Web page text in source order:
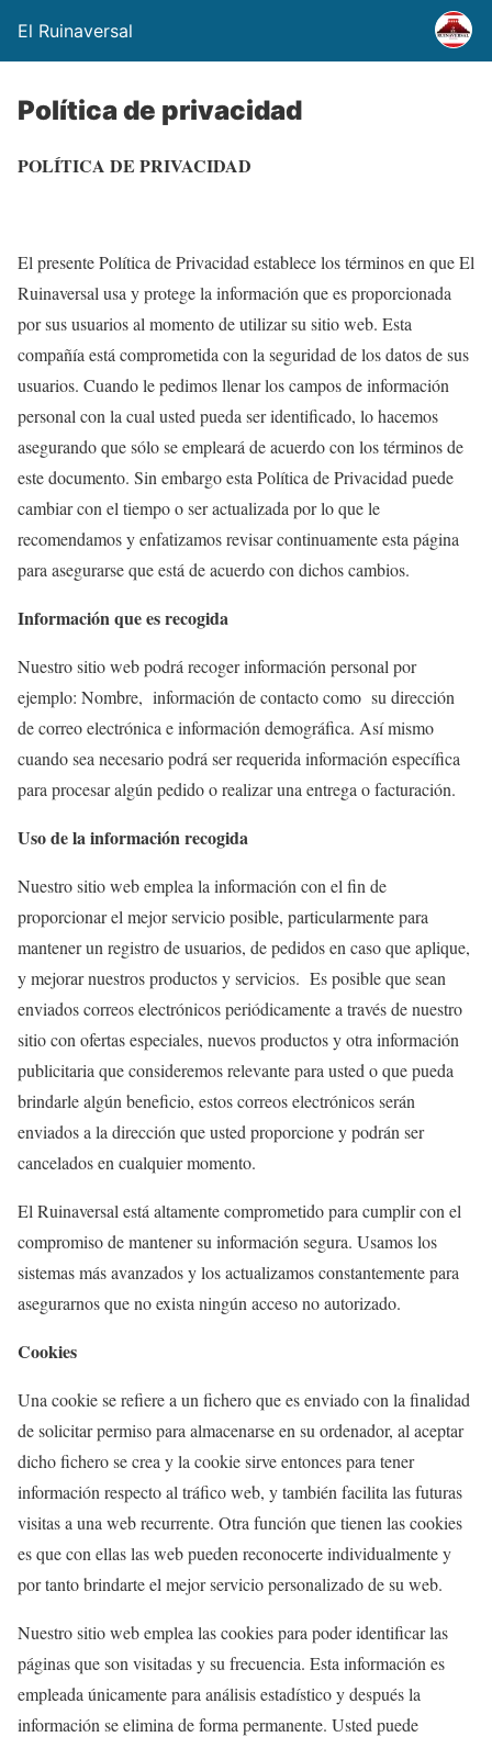
El Ruinaversal
Política de privacidad
POLÍTICA DE PRIVACIDAD
El presente Política de Privacidad establece los términos en que El
Ruinaversal usa y protege la información que es proporcionada
por sus usuarios al momento de utilizar su sitio web. Esta
compañía está comprometida con la seguridad de los datos de sus
usuarios. Cuando le pedimos llenar los campos de información
personal con la cual usted pueda ser identificado, lo hacemos
asegurando que sólo se empleará de acuerdo con los términos de
este documento. Sin embargo esta Política de Privacidad puede
cambiar con el tiempo o ser actualizada por lo que le
recomendamos y enfatizamos revisar continuamente esta página
para asegurarse que está de acuerdo con dichos cambios.
Información que es recogida
Nuestro sitio web podrá recoger información personal por
ejemplo: Nombre, información de contacto como su dirección
de correo electrónica e información demográfica. Así mismo
cuando sea necesario podrá ser requerida información específica
para procesar algún pedido o realizar una entrega o facturación.
Uso de la información recogida
Nuestro sitio web emplea la información con el fin de
proporcionar el mejor servicio posible, particularmente para
mantener un registro de usuarios, de pedidos en caso que aplique,
y mejorar nuestros productos y servicios. Es posible que sean
enviados correos electrónicos periódicamente a través de nuestro
sitio con ofertas especiales, nuevos productos y otra información
publicitaria que consideremos relevante para usted o que pueda
brindarle algún beneficio, estos correos electrónicos serán
enviados a la dirección que usted proporcione y podrán ser
cancelados en cualquier momento.
El Ruinaversal está altamente comprometido para cumplir con el
compromiso de mantener su información segura. Usamos los
sistemas más avanzados y los actualizamos constantemente para
asegurarnos que no exista ningún acceso no autorizado.
Cookies
Una cookie se refiere a un fichero que es enviado con la finalidad
de solicitar permiso para almacenarse en su ordenador, al aceptar
dicho fichero se crea y la cookie sirve entonces para tener
información respecto al tráfico web, y también facilita las futuras
visitas a una web recurrente. Otra función que tienen las cookies
es que con ellas las web pueden reconocerte individualmente y
por tanto brindarte el mejor servicio personalizado de su web.
Nuestro sitio web emplea las cookies para poder identificar las
páginas que son visitadas y su frecuencia. Esta información es
empleada únicamente para análisis estadístico y después la
información se elimina de forma permanente. Usted puede